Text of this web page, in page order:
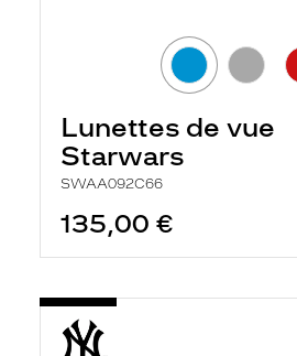
Lunettes de vue
Starwars
SWAA092C66
135,00 €